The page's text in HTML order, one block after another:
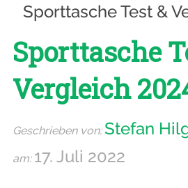
Sporttasche Test &
Sporttasche
Vergleich
Stefan
17. Juli 2022